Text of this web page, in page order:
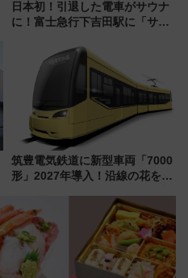
日本初！引退した電車がサウナ
に！富士急行下吉田駅に「サ電
業 行き交う電車の音や振動を
感じながら「ととのう」新感覚
筑豊電気鉄道に新型車両「7000
形」2027年導入！沿線の花をイ
内は落ち着いたゆとりある空間
に